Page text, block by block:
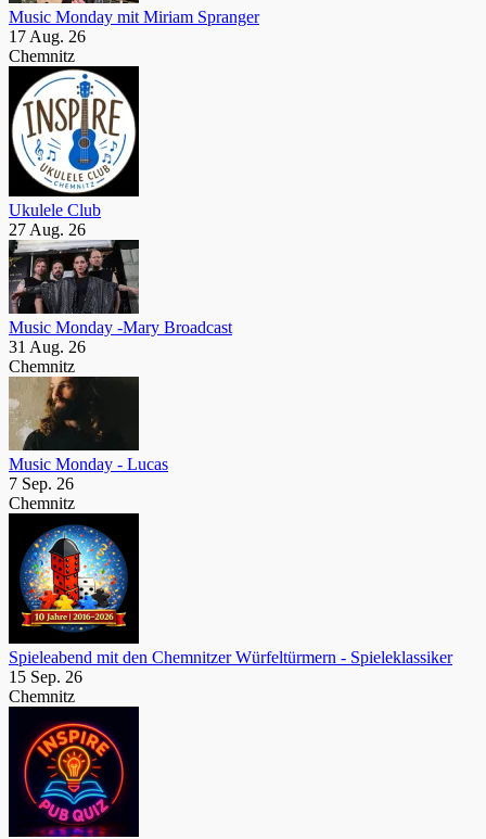
Music Monday mit Miriam Spranger
17 Aug. 26
Chemnitz
Ukulele Club
27 Aug. 26
Music Monday -Mary Broadcast
31 Aug. 26
Chemnitz
Music Monday - Lucas
7 Sep. 26
Chemnitz
Spieleabend mit den Chemnitzer Würfeltürmern - Spieleklassiker
15 Sep. 26
Chemnitz